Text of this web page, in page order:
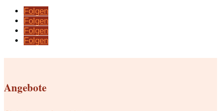
Folgen
Folgen
Folgen
Folgen
Angebote